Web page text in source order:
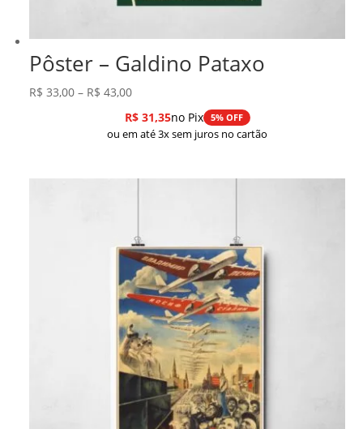
Pôster – Galdino Pataxo
R$ 33,00 – R$ 43,00Faixa
de
preço:
através
R$31,35no Pix 5% OFF
ou em até 3x sem juros no cartão